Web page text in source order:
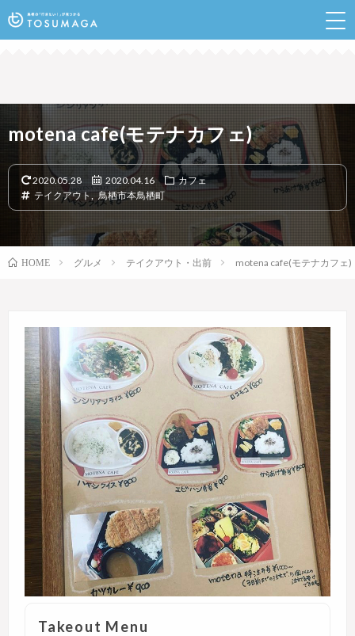
motena cafe(モテナカフェ)
2020.05.28 2020.04.16
カフェ
テイクアウト, 鳥栖市本鳥栖町
HOME グルメ テイクアウト・出前 motena cafe(モテナカフェ)
Takeout Menu